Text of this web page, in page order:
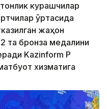
курашчилар
ўртасида
жаҳон
та бронза медалини
Kazinform ҚР
хизматига